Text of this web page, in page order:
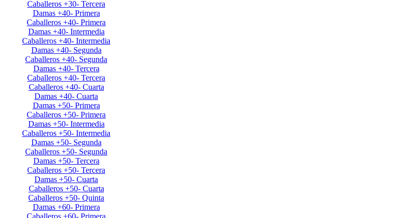
Caballeros +30- Tercera
Damas +40- Primera
Caballeros +40- Primera
Damas +40- Intermedia
Caballeros +40- Intermedia
Damas +40- Segunda
Caballeros +40- Segunda
Damas +40- Tercera
Caballeros +40- Tercera
Caballeros +40- Cuarta
Damas +40- Cuarta
Damas +50- Primera
Caballeros +50- Primera
Damas +50- Intermedia
Caballeros +50- Intermedia
Damas +50- Segunda
Caballeros +50- Segunda
Damas +50- Tercera
Caballeros +50- Tercera
Damas +50- Cuarta
Caballeros +50- Cuarta
Caballeros +50- Quinta
Damas +60- Primera
Caballeros +60- Primera